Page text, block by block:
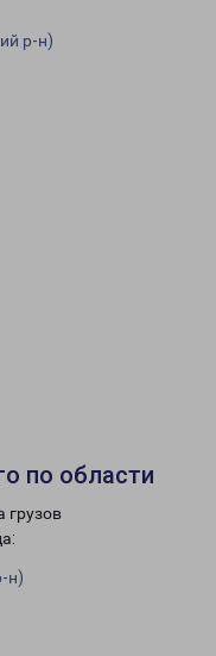
р-н)
по области
грузов
н)